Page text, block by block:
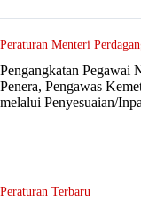
Peraturan Menteri
Pengangkatan Pegawai
Penera, Pengawas
melalui Penyesuaian/
Peraturan Terbaru